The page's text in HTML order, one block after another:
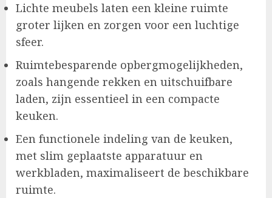
Lichte meubels laten een kleine ruimte
groter lijken en zorgen voor een luchtige
sfeer.
Ruimtebesparende opbergmogelijkheden,
zoals hangende rekken en uitschuifbare
laden, zijn essentieel in een compacte
keuken.
Een functionele indeling van de keuken,
met slim geplaatste apparatuur en
werkbladen, maximaliseert de beschikbare
ruimte.